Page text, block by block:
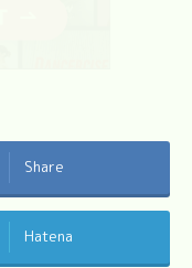
Share
Hatena